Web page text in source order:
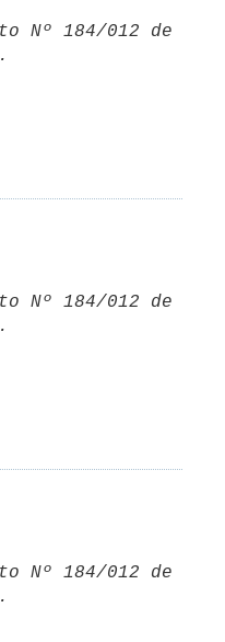
Nº 184/012 de
Nº 184/012 de
Nº 184/012 de